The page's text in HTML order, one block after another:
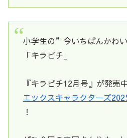
小学生の”今いちばんかわ
「キラピチ」
『キラピチ12月号』が発売
エックスキャラクターズ
！